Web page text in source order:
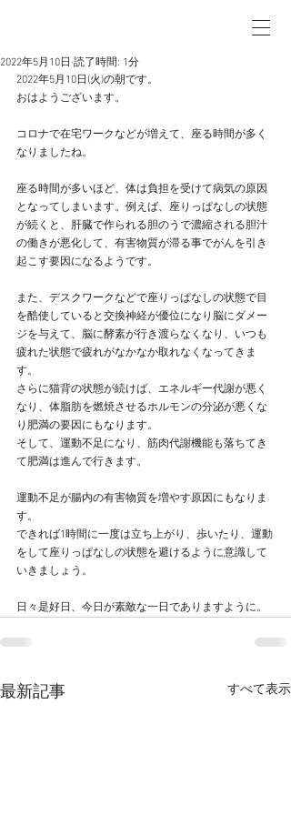
2022年5月10日 読了時間: 1分
2022年5月10日(火)の朝です。
おはようございます。
コロナで在宅ワークなどが増えて、座る時間が多く
なりましたね。
座る時間が多いほど、体は負担を受けて病気の原因
となってしまいます。例えば、座りっぱなしの状態
が続くと、肝臓で作られる胆のうで濃縮される胆汁
の働きが悪化して、有害物質が滞る事でがんを引き
起こす要因になるようです。
また、デスクワークなどで座りっぱなしの状態で目
を酷使していると交換神経が優位になり脳にダメー
ジを与えて、脳に酵素が行き渡らなくなり、いつも
疲れた状態で疲れがなかなか取れなくなってきま
す。
さらに猫背の状態が続けば、エネルギー代謝が悪く
なり、体脂肪を燃焼させるホルモンの分泌が悪くな
り肥満の要因にもなります。
そして、運動不足になり、筋肉代謝機能も落ちてき
て肥満は進んで行きます。
運動不足が腸内の有害物質を増やす原因にもなりま
す。
できれば1時間に一度は立ち上がり、歩いたり、運動
をして座りっぱなしの状態を避けるように意識して
いきましょう。
日々是好日、今日が素敵な一日でありますように。
最新記事 すべて表示